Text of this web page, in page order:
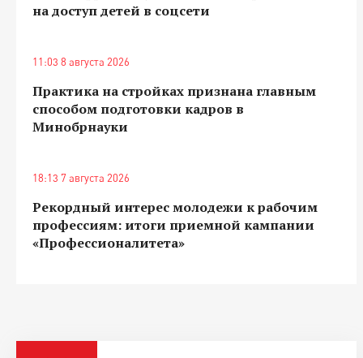
на доступ детей в соцсети
11:03 8 августа 2026
Практика на стройках признана главным
способом подготовки кадров в
Минобрнауки
18:13 7 августа 2026
Рекордный интерес молодежи к рабочим
профессиям: итоги приемной кампании
«Профессионалитета»